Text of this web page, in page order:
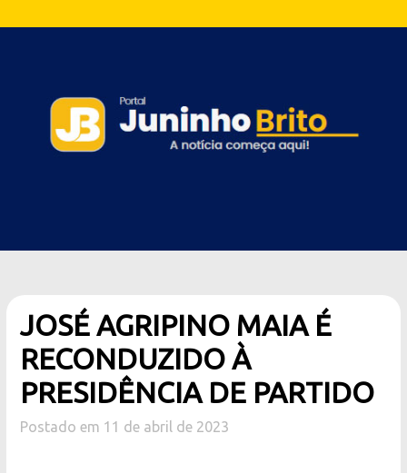
JOSÉ AGRIPINO MAIA É
RECONDUZIDO À
PRESIDÊNCIA DE PARTIDO
Postado em 11 de abril de 2023